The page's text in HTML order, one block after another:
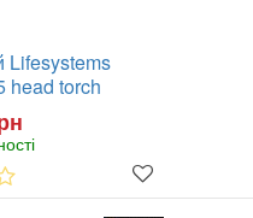
Lifesystems
head torch